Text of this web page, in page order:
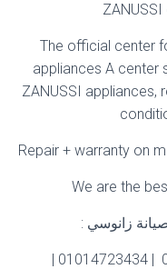
The official center
appliances A center
ZANUSSI appliances,
Repair + warranty on
We are the
زانوسي :
01225025360 | 01127571696 | 01014723434 |